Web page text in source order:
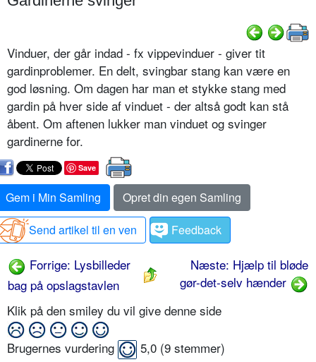
Vinduer, der går indad - fx vippevinduer - giver tit
gardinproblemer. En delt, svingbar stang kan være en
god løsning. Om dagen har man et stykke stang med
gardin på hver side af vinduet - der altså godt kan stå
åbent. Om aftenen lukker man vinduet og svinger
gardinerne for.
Save
Gem i Min Samling
Opret din egen Samling
Send artikel til en ven
Feedback
Forrige: Lysbilleder
bag på opslagstavlen
Næste: Hjælp til bløde
gør-det-selv hænder
Klik på den smiley du vil give denne side
Brugernes vurdering 5,0 (9 stemmer)